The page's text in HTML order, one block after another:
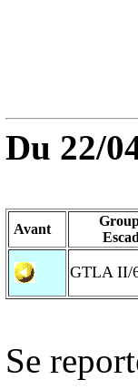
Du 22/
Avant
GTLA II/
Se